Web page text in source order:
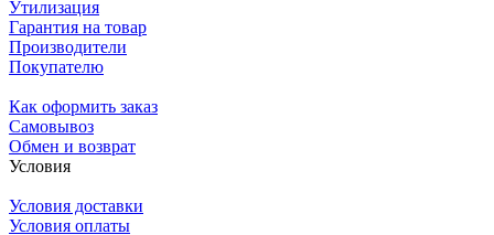
Утилизация
Гарантия на товар
Производители
Покупателю
Как оформить заказ
Самовывоз
Обмен и возврат
Условия
Условия доставки
Условия оплаты